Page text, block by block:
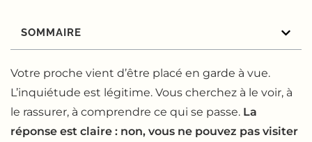
SOMMAIRE
Votre proche vient d’être placé en garde à vue.
L’inquiétude est légitime. Vous cherchez à le voir, à
le rassurer, à comprendre ce qui se passe. La
réponse est claire : non, vous ne pouvez pas visiter